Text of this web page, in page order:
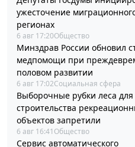
ужесточение
регионах
6 авг 17:20Общество
Минздрав России обновил
медпомощи при
половом развитии
6 авг 17:02Социальная сфера
Выборочные рубки леса для
строительства
объектов запретили
6 авг 16:41 Общество
Сервис автоматического